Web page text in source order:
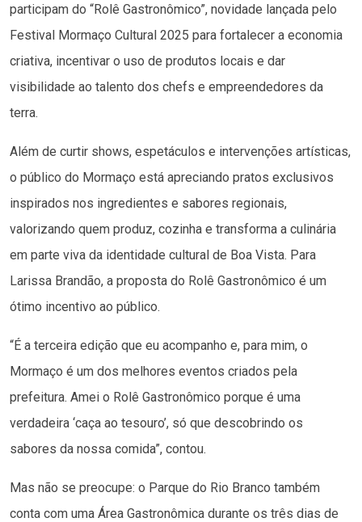
participam do “Rolê Gastronômico”, novidade lançada pelo
Festival Mormaço Cultural 2025 para fortalecer a economia
criativa, incentivar o uso de produtos locais e dar
visibilidade ao talento dos chefs e empreendedores da
terra.
Além de curtir shows, espetáculos e intervenções artísticas,
o público do Mormaço está apreciando pratos exclusivos
inspirados nos ingredientes e sabores regionais,
valorizando quem produz, cozinha e transforma a culinária
em parte viva da identidade cultural de Boa Vista. Para
Larissa Brandão, a proposta do Rolê Gastronômico é um
ótimo incentivo ao público.
“É a terceira edição que eu acompanho e, para mim, o
Mormaço é um dos melhores eventos criados pela
prefeitura. Amei o Rolê Gastronômico porque é uma
verdadeira ‘caça ao tesouro’, só que descobrindo os
sabores da nossa comida”, contou.
Mas não se preocupe: o Parque do Rio Branco também
conta com uma Área Gastronômica durante os três dias de